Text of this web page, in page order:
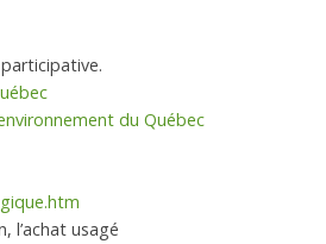
du Québec
l’achat usagé